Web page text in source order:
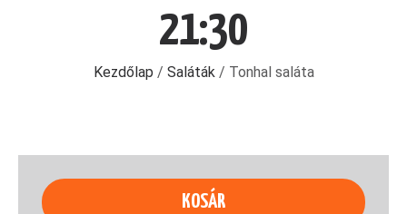
21:30
Kezdőlap / Saláták/ Tonhal saláta
KOSÁR